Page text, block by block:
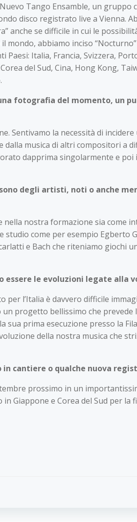
Tango Ensamble, un gruppo
disco registrato live a Vienna.
anche se difficile in cui le
abbiamo inciso
Italia, Francia, Svizzera,
del Sud, Cina, Hong Kong,
fotografia del momento, un
Sentivamo la necessità di
musica di altri compositori a
dapprima singolarmente e poi
degli artisti, noti o anche
nostra formazione sia come
come per esempio Egberto
e Bach che riteniamo giochi
le evoluzioni legate alla
l’Italia è davvero difficile
progetto bellissimo che prevede
prima esecuzione presso la
della nostra musica che
cantiere o qualche nuova
prossimo in un
Giappone e Corea del Sud per